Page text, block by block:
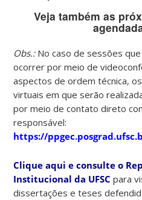
Veja também as
Obs.:No caso de sessões
ocorrer por meio de
aspectos de ordem técnica,
virtuais em que serão
por meio de contato direto
responsável:
https://
Clique aqui e consulte o
Institucional da UFSCpara
dissertações e teses